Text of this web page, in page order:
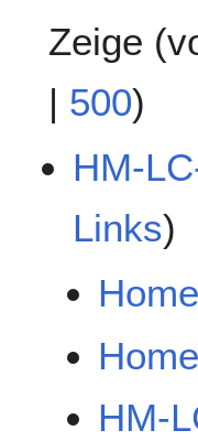
Zeige (
| 500)
HM-
Links)
HM-